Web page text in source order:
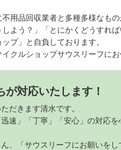
用品回収業者と多種多様なもの
よう？」「とにかくどうすれ
プ」と自負しております。
クルショップサウスリーフにお
対応いたします！
だきます清水です。
速」「丁寧」「安心」の対応を
、「サウスリーフにお願いをし